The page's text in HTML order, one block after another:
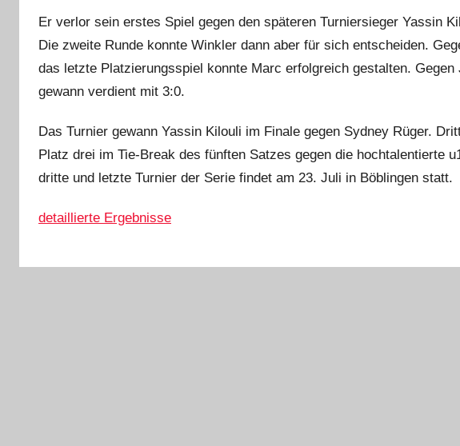
n
Er verlor sein erstes Spiel gegen den späteren Turniersieger Yassin
Die zweite Runde konnte Winkler dann aber für sich entscheiden.
das letzte Platzierungsspiel konnte Marc erfolgreich gestalten.
gewann verdient mit 3:0.
Das Turnier gewann Yassin Kilouli im Finale gegen Sydney Rüger.
Platz drei im Tie-Break des fünften Satzes gegen die hochtalentierte
dritte und letzte Turnier der Serie findet am 23. Juli in Böblingen statt.
detaillierte Ergebnisse